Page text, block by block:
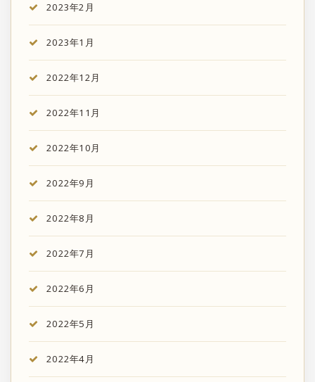
2023年2月
2023年1月
2022年12月
2022年11月
2022年10月
2022年9月
2022年8月
2022年7月
2022年6月
2022年5月
2022年4月